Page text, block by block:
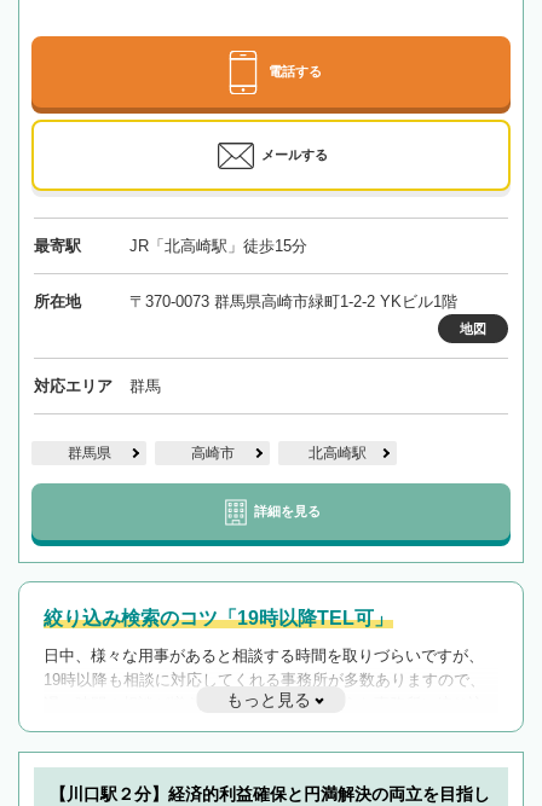
電話する
メールする
最寄駅 JR「北高崎駅」徒歩15分
所在地 〒370-0073 群馬県高崎市緑町1-2-2 YKビル1階
地図
対応エリア 群馬
群馬県 高崎市 北高崎駅
詳細を見る
絞り込み検索のコツ「19時以降TEL可」
日中、様々な用事があると相談する時間を取りづらいですが、
19時以降も相談に対応してくれる事務所が多数ありますので、
遅い時間の相談が増えそうな場合はそのような事務所に絞り込
んで検索してみましょう。
19時以降TEL可の条件
を加えて再検索
もっと見る
【川口駅２分】経済的利益確保と円満解決の両立を目指し